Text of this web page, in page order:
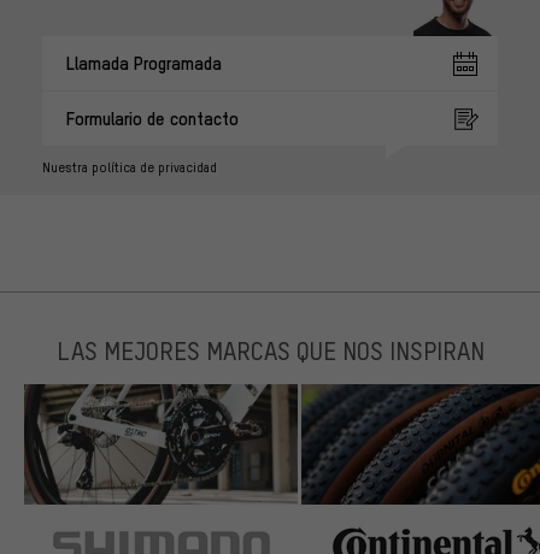
Llamada Programada
Formulario de contacto
Nuestra política de privacidad
LAS MEJORES MARCAS QUE NOS INSPIRAN